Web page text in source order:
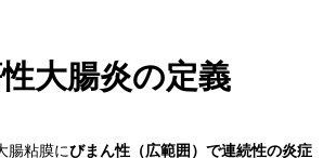
大腸炎の定義
腸粘膜にびまん性（広範囲）で連続性の炎症